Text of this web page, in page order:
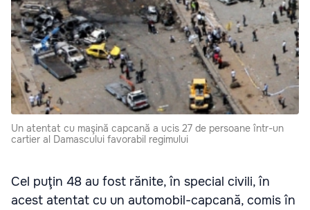
Un atentat cu maşină capcană a ucis 27 de persoane într-un
cartier al Damascului favorabil regimului
Cel puţin 48 au fost rănite, în special civili, în
acest atentat cu un automobil-capcană, comis în